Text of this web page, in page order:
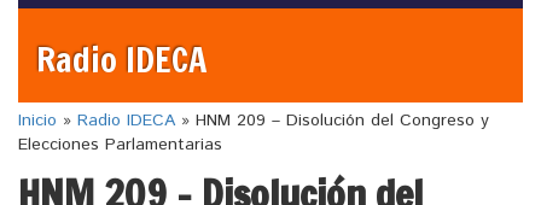
Radio IDECA
Inicio » Radio IDECA » HNM 209 – Disolución del Congreso y
Elecciones Parlamentarias